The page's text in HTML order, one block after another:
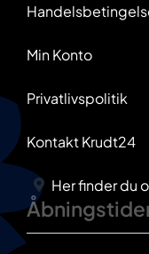
Min Konto
Privatlivspolitik
Kontakt Krudt24
Her finder du